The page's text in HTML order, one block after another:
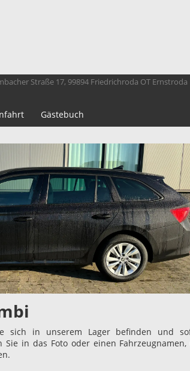
Straße 17, 99894 Friedrichroda OT Ernstroda
Gästebuch
sich in unserem Lager befinden und
in das Foto oder einen Fahrzeugnamen,